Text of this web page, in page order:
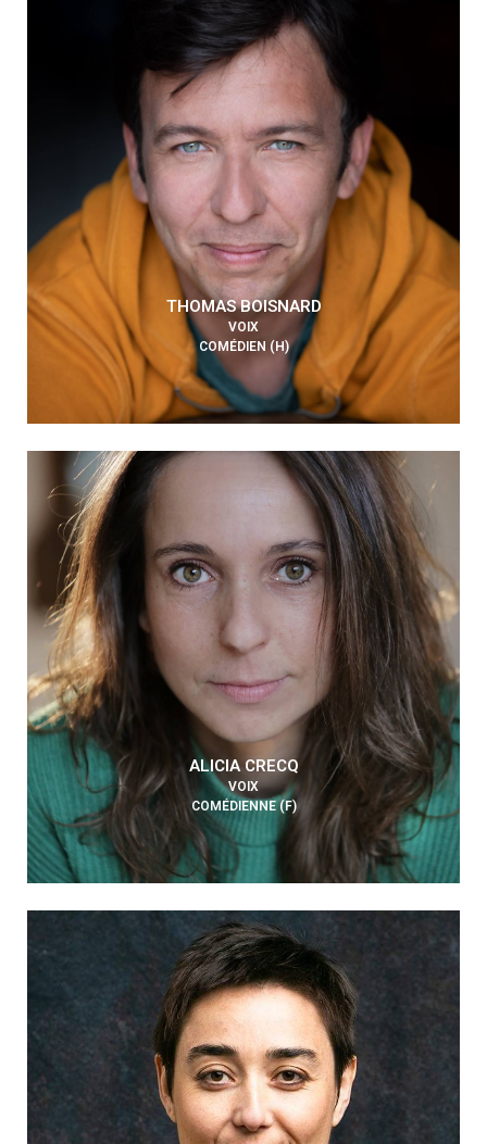
THOMAS BOISNARD
VOIX
COMÉDIEN (H)
ALICIA CRECQ
VOIX
COMÉDIENNE (F)